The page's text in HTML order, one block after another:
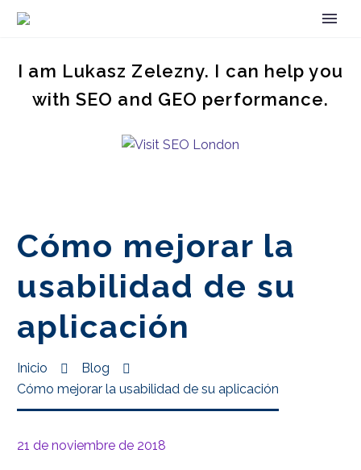
I am Lukasz Zelezny. I can help you
with SEO and GEO performance.
Cómo mejorar la
usabilidad de su
aplicación
Inicio
Blog
Cómo mejorar la usabilidad de su aplicación
21 de noviembre de 2018